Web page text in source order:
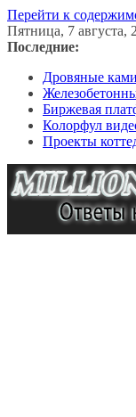
Перейти к
Пятница, 7 августа,
Последние:
Дровяные
Биржевая
Колорфул
Проекты